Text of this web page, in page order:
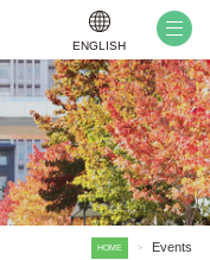
ENGLISH
HOME > Events